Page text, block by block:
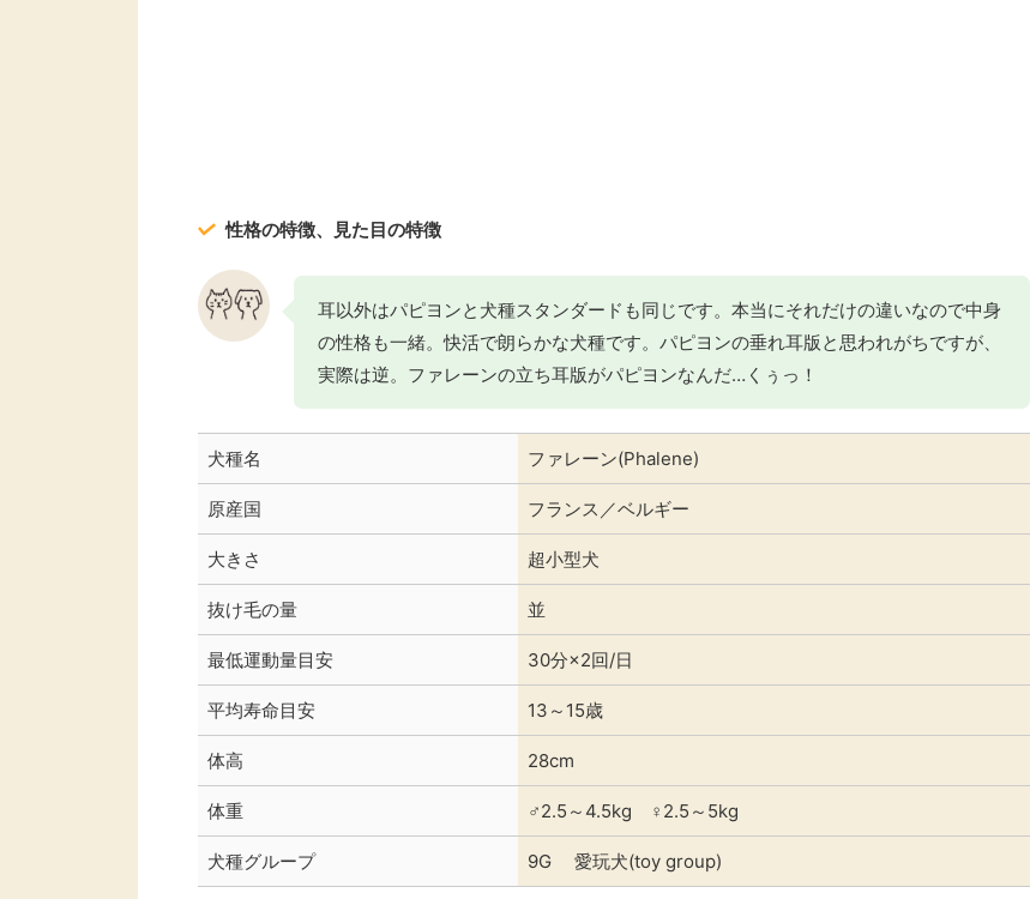
性格の特徴、見た目の特徴
耳以外はパピヨンと犬種スタンダードも同じです。本当にそれだけの違いなので中身
の性格も一緒。快活で朗らかな犬種です。パピヨンの垂れ耳版と思われがちですが、
実際は逆。ファレーンの立ち耳版がパピヨンなんだ…くぅっ！
犬種名 ファレーン(Phalene)
原産国 フランス／ベルギー
大きさ 超小型犬
抜け毛の量 並
最低運動量目安 30分×2回/日
平均寿命目安 13～15歳
体高 28cm
体重 ♂2.5～4.5kg ♀2.5～5kg
犬種グループ 9G 愛玩犬(toy group)